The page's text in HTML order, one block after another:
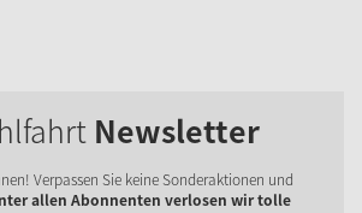
Newsletter
Verpassen Sie keine Sonderaktionen und
allen Abonnenten verlosen wir tolle